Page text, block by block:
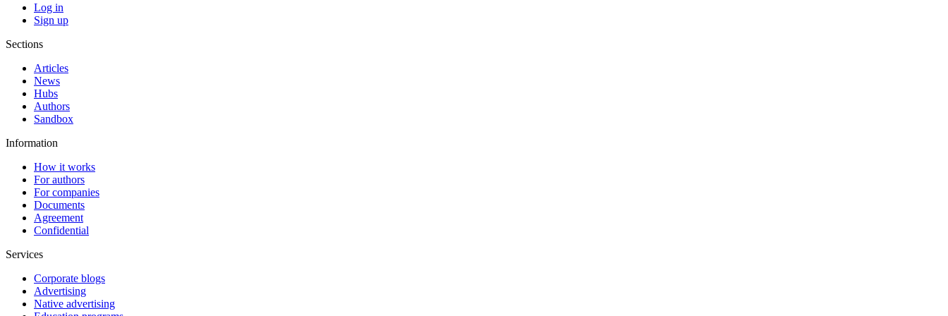
Log in
Sign up
Sections
Articles
News
Hubs
Authors
Sandbox
Information
How it works
For authors
For companies
Documents
Agreement
Confidential
Services
Corporate blogs
Advertising
Native advertising